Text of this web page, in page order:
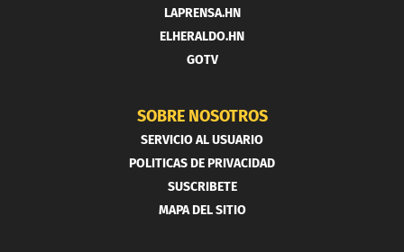
LAPRENSA.HN
ELHERALDO.HN
GOTV
SOBRE NOSOTROS
SERVICIO AL USUARIO
POLITICAS DE PRIVACIDAD
SUSCRIBETE
MAPA DEL SITIO